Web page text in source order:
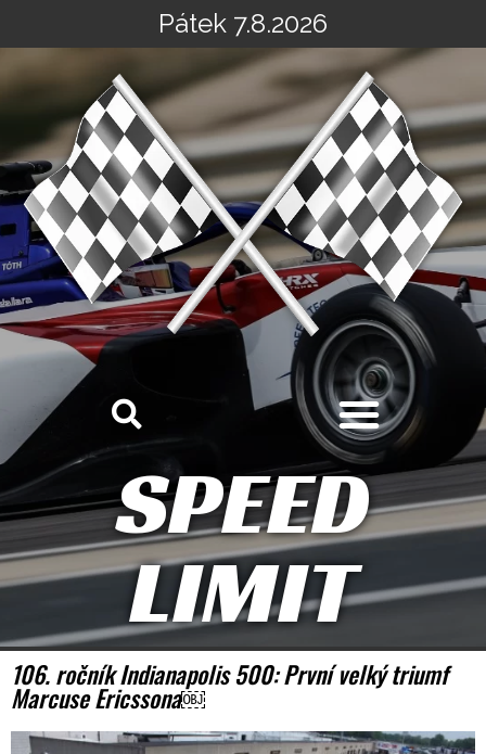
na
Pátek 7.8.2026
SPEED
LIMIT
106. ročník Indianapolis 500: První velký triumf
Marcuse Ericssona￼